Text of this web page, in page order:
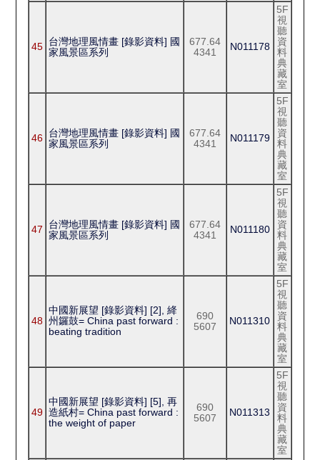
45 台灣地理風情畫 [錄影資料] 國
家風景區系列
677.64
4341
N011178
5F
視
聽
資
料
典
藏
室
46 台灣地理風情畫 [錄影資料] 國
家風景區系列
677.64
4341
N011179
5F
視
聽
資
料
典
藏
室
47
台灣地理風情畫 [錄影資料] 國
家風景區系列
677.64
4341
N011180
5F
視
聽
資
料
典
藏
室
48
中國新展望 [錄影資料] [2], 絳
州鑼鼓= China past forward :
beating tradition
690
5607
N011310
5F
視
聽
資
料
典
藏
室
49
中國新展望 [錄影資料] [5], 再
造紙村= China past forward :
the weight of paper
690
5607
N011313
5F
視
聽
資
料
典
藏
室